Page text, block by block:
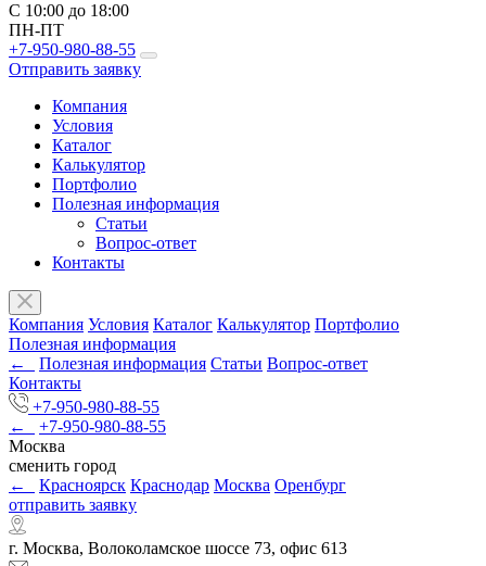
C 10:00 до 18:00
ПН-ПТ
+7-950-980-88-55
Отправить заявку
Компания
Условия
Каталог
Калькулятор
Портфолио
Полезная информация
Статьи
Вопрос-ответ
Контакты
Компания Условия Каталог Калькулятор Портфолио
Полезная информация
←
Полезная информация Статьи Вопрос-ответ
Контакты
+7-950-980-88-55
←
+7-950-980-88-55
Москва
сменить город
←
Красноярск Краснодар Москва Оренбург
отправить заявку
г. Москва, Волоколамское шоссе 73, офис 613